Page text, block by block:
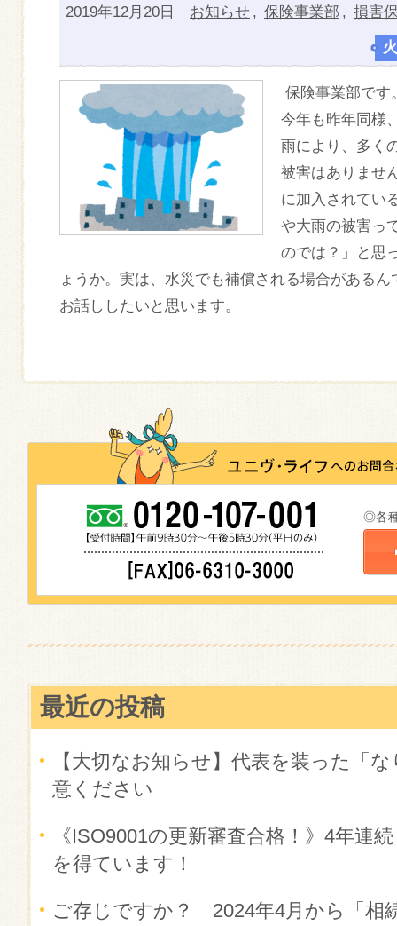
2019年12月20日 お知らせ , 保険事業部 , 損害
保険事業部です
今年も昨年同様
雨により、多く
被害はありませ
に加入されてい
や大雨の被害っ
のでは？」と思
ょうか。実は、水災でも補償される場合がある
お話ししたいと思います。
◎各
最近の投稿
【大切なお知らせ】代表を装った「
意ください
《ISO9001の更新審査合格！》4年連
を得ています！
ご存じですか？ 2024年4月から「相